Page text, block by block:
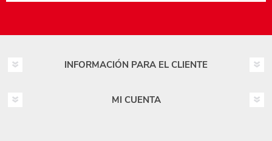
INFORMACIÓN PARA EL CLIENTE
MI CUENTA